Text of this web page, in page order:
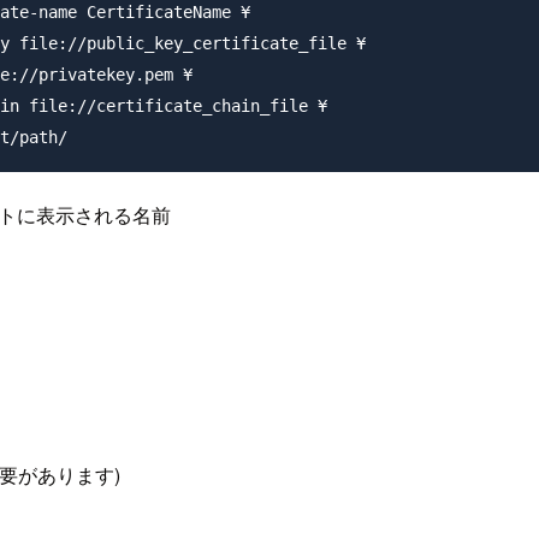
name CertificateName ¥
file://public_key_certificate_file ¥
privatekey.pem ¥
file://certificate_chain_file ¥
に表示される名前
があります)